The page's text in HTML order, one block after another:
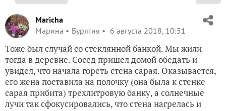
Maricha
Марина
Бурятия 6 августа 2018, 10:51
Тоже был случай со стеклянной банкой. Мы жили
тогда в деревне. Сосед пришел домой обедать и
увидел, что начала гореть стена сарая. Оказывается,
его жена поставила на полочку (она была к стенке
сарая прибита) трехлитровую банку, а солнечные
лучи так сфокусировались, что стена нагрелась и